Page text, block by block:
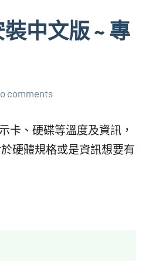
中文版 ~ 專
comments
卡、硬碟等溫度及資訊，
硬體規格或是資訊想要有